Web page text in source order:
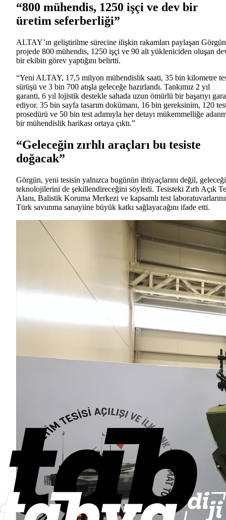
“800 mühendis, 1250 işçi ve dev bir
üretim seferberliği”
ALTAY’ın geliştirilme sürecine ilişkin rakamları paylaşan
projede 800 mühendis, 1250 işçi ve 90 alt yükleniciden oluşan
bir ekibin görev yaptığını belirtti.
“Yeni ALTAY, 17,5 milyon mühendislik saati, 35 bin kilometre
sürüşü ve 3 bin 700 atışla geleceğe hazırlandı. Tankımız 2 yıl
garanti, 6 yıl lojistik destekle sahada uzun ömürlü bir başarıyı
ediyor. 35 bin sayfa tasarım dokümanı, 16 bin gereksinim, 120
prosedürü ve 50 bin test adımıyla her detayı mükemmelliğe
bir mühendislik harikası ortaya çıktı.”
“Geleceğin zırhlı araçları bu tesiste
doğacak”
Görgün, yeni tesisin yalnızca bugünün ihtiyaçlarını değil,
teknolojilerini de şekillendireceğini söyledi. Tesisteki Zırh Açık
Alanı, Balistik Koruma Merkezi ve kapsamlı test
Türk savunma sanayiine büyük katkı sağlayacağını ifade etti.